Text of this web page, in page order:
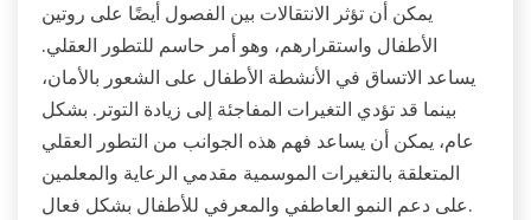
يمكن أن تؤثر الانتقالات بين الفصول أيضًا على روتين
الأطفال واستقرارهم، وهو أمر حاسم للتطور العقلي.
يساعد الاتساق في الأنشطة الأطفال على الشعور بالأمان،
بينما قد تؤدي التغيرات المفاجئة إلى زيادة التوتر. بشكل
عام، يمكن أن يساعد فهم هذه الجوانب من التطور العقلي
المتعلقة بالتغيرات الموسمية مقدمي الرعاية والمعلمين
على دعم النمو العاطفي والمعرفي للأطفال بشكل فعال.